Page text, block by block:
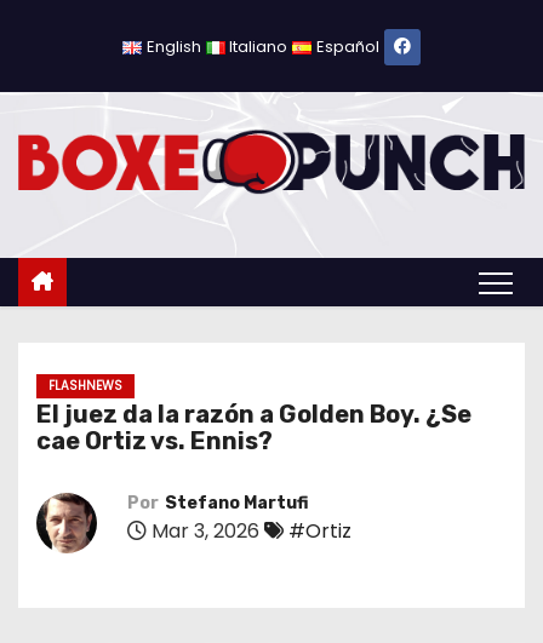
l
English Italiano Español
FLASHNEWS
El juez da la razón a Golden Boy. ¿Se
cae Ortiz vs. Ennis?
Por Stefano Martufi
Mar 3, 2026 #Ortiz